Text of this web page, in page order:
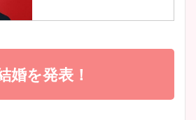
宇賀神メグアナのニット画像
小室瑛莉子のカップ画像まと
め！足が美脚でニット衣装も
婚を発表！